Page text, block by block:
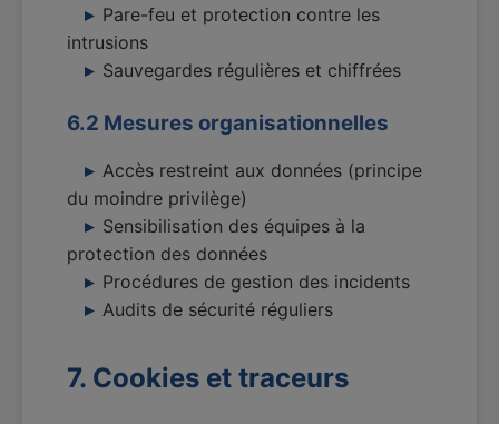
Pare-feu et protection contre les
intrusions
Sauvegardes régulières et chiffrées
6.2 Mesures organisationnelles
Accès restreint aux données (principe
du moindre privilège)
Sensibilisation des équipes à la
protection des données
Procédures de gestion des incidents
Audits de sécurité réguliers
7. Cookies et traceurs